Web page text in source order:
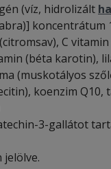
(víz, hidrolizált
C
(béta karotin),
(muskotályos
koenzim
3-gallátot
jelölve.